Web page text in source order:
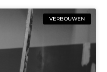
VERBOUWEN